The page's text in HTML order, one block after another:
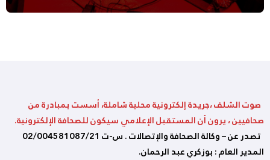
صوت الشلف ،جريدة إلكترونية محلية شاملة، أسست بمبادرة من
صحافيين ، يرون أن المستقبل الإعلامي سيكون للصحافة الإلكترونية.
تصدر عن – وكالة الصحافة والإتصالات . س-ت 02/004581087/21
المدير العام : بوزكري عبد الرحمان.